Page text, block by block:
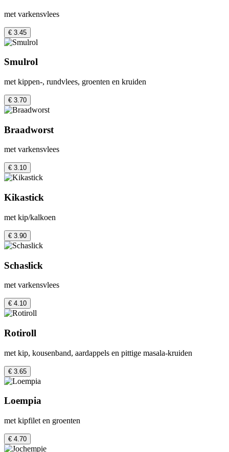
met varkensvlees
€ 3.45
Smulrol
met kippen-, rundvlees, groenten en kruiden
€ 3.70
Braadworst
met varkensvlees
€ 3.10
Kikastick
met kip/kalkoen
€ 3.90
Schaslick
met varkensvlees
€ 4.10
Rotiroll
met kip, kousenband, aardappels en pittige masala-kruiden
€ 3.65
Loempia
met kipfilet en groenten
€ 4.70